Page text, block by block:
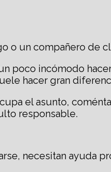
o un compañero de
poco incómodo
hacer gran
el asunto,
responsable.
necesitan ayuda